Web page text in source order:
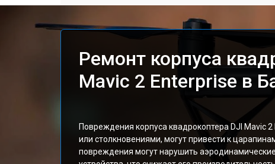
Ремонт корпуса
Mavic 2 Enterprise в
Повреждения корпуса квадрокоптера DJI Mavic
или столкновениями, могут привести к
повреждения могут нарушить